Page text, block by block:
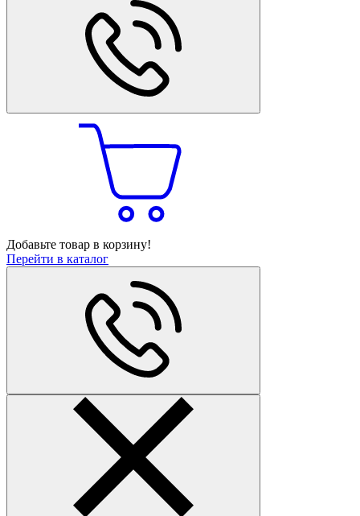
Добавьте товар в корзину!
Перейти в каталог